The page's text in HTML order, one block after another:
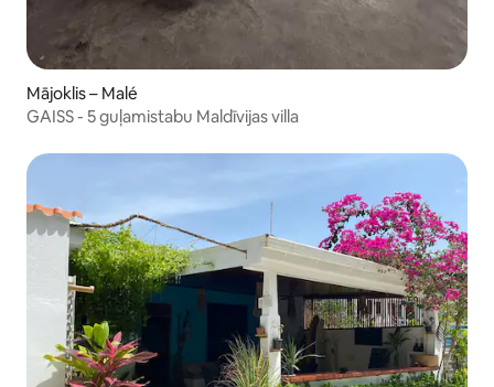
Mājoklis – Malé
GAISS - 5 guļamistabu Maldīvijas villa